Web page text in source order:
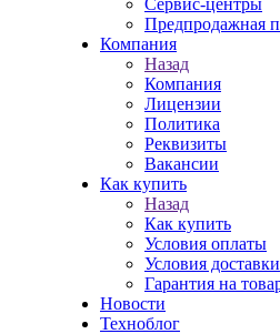
Предпродажная
Компания
Назад
Компания
Лицензии
Политика
Реквизиты
Вакансии
Как купить
Назад
Как купить
Условия оплаты
Условия доставки
Гарантия на
Новости
Техноблог